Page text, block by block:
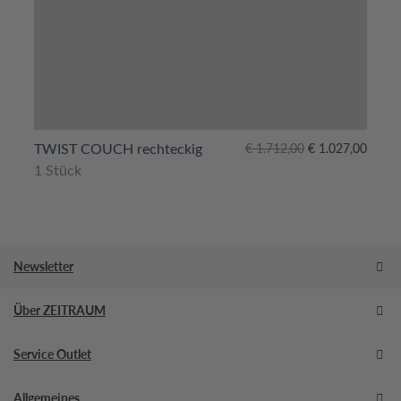
TWIST COUCH rechteckig
1 Stück
€1.712,00
Ursprünglicher
€ 1.027,00
Aktueller
Newsletter
Über ZEITRAUM
Service Outlet